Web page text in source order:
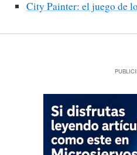
City Painter: el juego de